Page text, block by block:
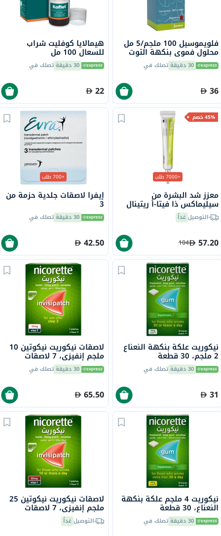
فلويموسيل 100 ملجم/5 مل
محلول فموي بنكهة التوت
200 مل 30 دقيقة تصلك في
36
هيمالايا كوفليت شراب
للسعال 100 مل
30 دقيقة تصلك في
22
45% خصم
+7000 طلب
معزز شد البشرة من
سيليماكس ذا فيتا-أ ريتينال
شوت، 15 مل
التوصيلغداً
57.20
104
+700 طلب
إيفرا لاصقات جلدية حزمة من
3
30 دقيقة تصلك في
42.50
نيكوريت علكة بنكهة النعناع
2 ملجم، 30 قطعة
30 دقيقة تصلك في
31
لاصقات نيكوريت نيكوتين 10
ملجم إنفيزي، 7 لاصقات
30 دقيقة تصلك في
65.50
نيكوريت 4 ملجم علكة بنكهة
النعناع، ​​30 قطعة
30 دقيقة تصلك في
لاصقات نيكوريت نيكوتين 25
ملجم إنفيزي، 7 لاصقات
التوصيلغداً